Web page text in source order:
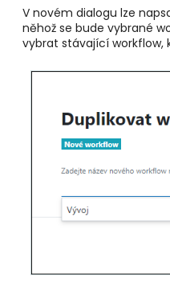
V novém dialogu lze
něhož se bude vybrané
vybrat stávající workflow,